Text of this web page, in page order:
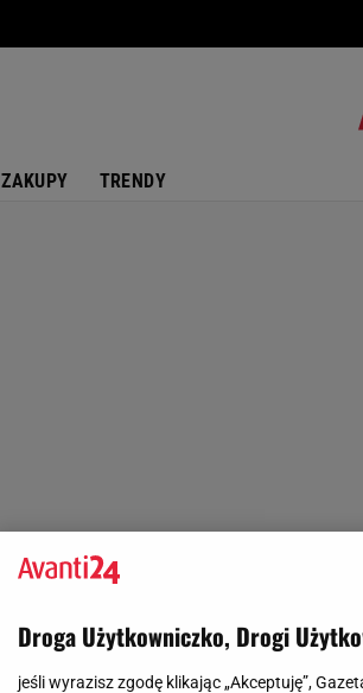
ZAKUPY TRENDY
Droga Użytkowniczko, Drogi
jeśli wyrazisz zgodę klikając „Akceptuję”,